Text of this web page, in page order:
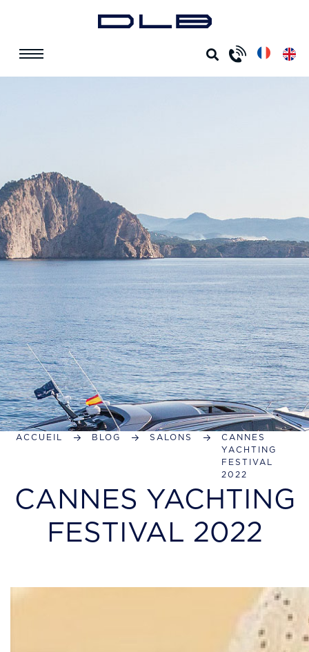
ACCUEIL BLOG SALONS
CANNES
YACHTING
FESTIVAL
2022
CANNES YACHTING
FESTIVAL 2022